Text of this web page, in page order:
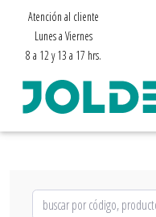
Atención al cliente
Lunes a Viernes
8 a 12 y 13 a 17 hrs.